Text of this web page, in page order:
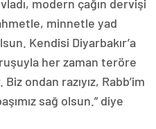
modern çağın dervişi
minnetle yad
Kendisi Diyarbakır’a
her zaman teröre
ondan razıyız, Rabb’im
sağ olsun.” diye